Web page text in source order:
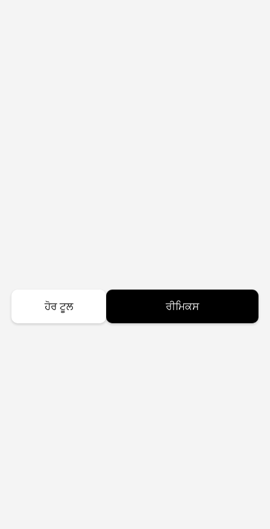
ਹੋਰ ਟੂਲ ਰੀਮਿਕਸ